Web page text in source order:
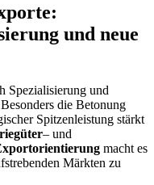
und neue
Spezialisierung und
die Betonung
Spitzenleistung stärkt
– und
macht es
Märkten zu